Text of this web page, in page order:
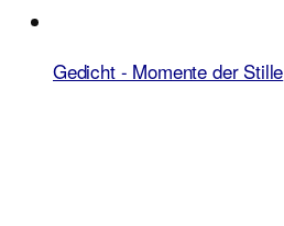
Gedicht - Momente der Stille